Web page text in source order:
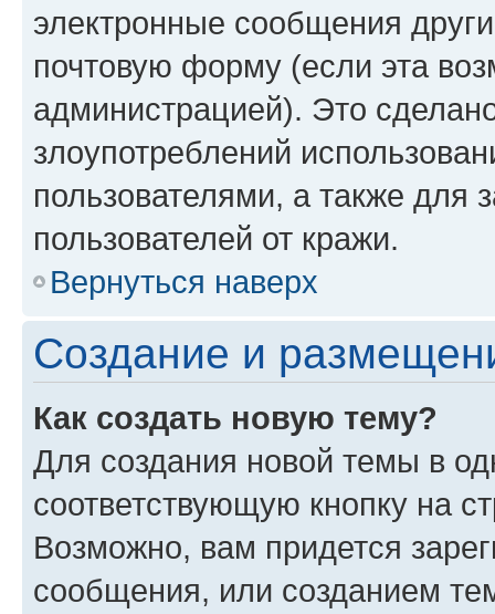
электронные сообщения
почтовую форму (если эта
администрацией). Это
злоупотреблений
пользователями, а также для
пользователей от кражи.
Вернуться наверх
Создание и
Как создать новую тему?
Для создания новой темы в
соответствующую кнопку на
Возможно, вам придется
сообщения, или созданием